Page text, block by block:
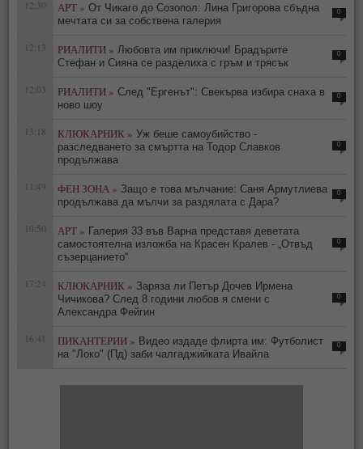
12:30 АРТ » От Чикаго до Созопол: Лина Григорова сбъдна
мечтата си за собствена галерия
0
12:13 РИАЛИТИ » Любовта им приключи! Брадърите
Стефан и Сияна се разделиха с гръм и трясък
0
12:03 РИАЛИТИ » След "Ергенът": Свекърва избира снаха в
ново шоу
0
13:18 КЛЮКАРНИК » Уж беше самоубийство -
разследването за смъртта на Тодор Славков
продължава
0
11:49 ФЕН ЗОНА » Защо е това мълчание: Саня Армутлиева
продължава да мълчи за раздялата с Дара?
0
10:50 АРТ » Галерия 33 във Варна представя деветата
самостоятелна изложба на Красен Кралев - „Отвъд
съзерцанието“
0
17:24 КЛЮКАРНИК » Заряза ли Петър Дочев Ирмена
Чичикова? След 8 години любов я смени с
Александра Фейгин
0
16:41 ПИКАНТЕРИИ » Видео издаде флирта им: Футболист
на "Локо" (Пд) заби чалгаджийката Ивайла
0